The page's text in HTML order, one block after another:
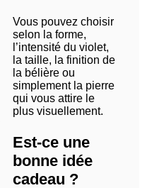
Vous pouvez choisir
selon la forme,
l’intensité du violet,
la taille, la finition de
la bélière ou
simplement la pierre
qui vous attire le
plus visuellement.
Est-ce une
bonne idée
cadeau ?